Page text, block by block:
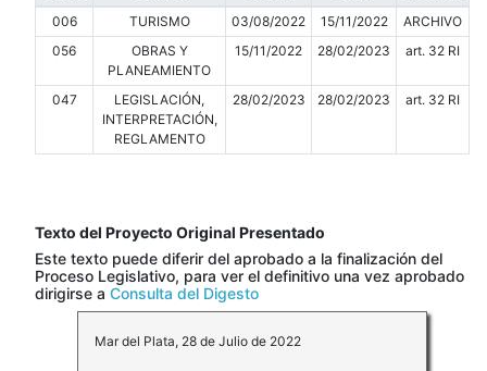
006
TURISMO 03/08/2022 15/11/2022
ARCHIVO
056
OBRAS Y
PLANEAMIENTO
15/11/2022 28/02/2023 art. 32 RI
047
LEGISLACIÓN,
INTERPRETACIÓN,
REGLAMENTO
28/02/2023 28/02/2023 art. 32 RI
Texto del Proyecto Original Presentado
Este texto puede diferir del aprobado a la finalización del
Proceso Legislativo, para ver el definitivo una vez aprobado
dirigirse a Consulta del Digesto
Mar del Plata, 28 de Julio de 2022